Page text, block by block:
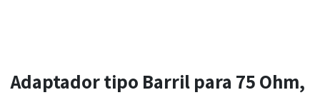
Adaptador tipo Barril para 75 Ohm,